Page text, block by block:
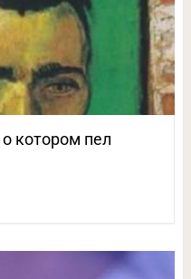
котором пел